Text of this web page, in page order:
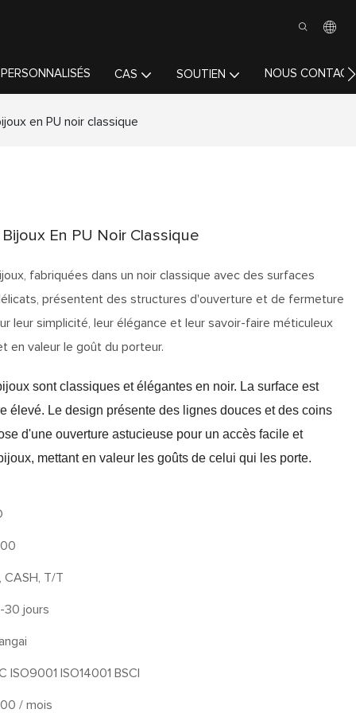
CAS SOUTIEN NOUS
en PU noir classique
En PU Noir Classique
fabriquées dans un noir classique avec des surfaces
présentent des structures d'ouverture et de fermeture
leur simplicité, leur élégance et leur savoir-faire méticuleux
en valeur le goût du porteur.
sont classiques et élégantes en noir. La surface est
élevé. Le design présente des lignes douces et des coins
d'une ouverture astucieuse pour un accès facile et
mettant en valeur les goûts de celui qui les porte.
CASH, T/T
30 jours
ISO9001 ISO14001 BSCI
/ mois